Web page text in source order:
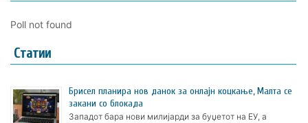
Poll not found
Статии
Брисел планира нов данок за онлајн коцкање, Малта се
закани со блокада
Западот бара нови милијарди за буџетот на ЕУ, а